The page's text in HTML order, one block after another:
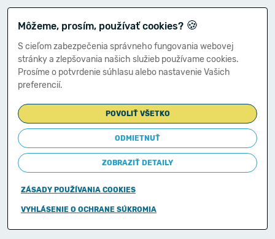
Môžeme, prosím, používať cookies? 🍪
S cieľom zabezpečenia správneho fungovania webovej
stránky a zlepšovania našich služieb používame cookies.
Prosíme o potvrdenie súhlasu alebo nastavenie Vašich
preferencií.
POVOLIŤ VŠETKO
ODMIETNUŤ
ZOBRAZIŤ DETAILY
ZÁSADY POUŽÍVANIA COOKIES
VYHLÁSENIE O OCHRANE SÚKROMIA
Copyright © 2011-2026